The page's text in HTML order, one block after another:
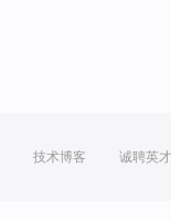
技术博客 诚聘英才